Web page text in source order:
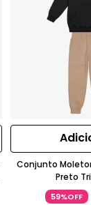
Conjunto
Preto
59%OFF